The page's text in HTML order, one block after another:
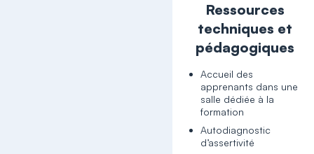
Ressources
techniques et
pédagogiques
Accueil des
apprenants dans une
salle dédiée à la
formation
Autodiagnostic
d’assertivité